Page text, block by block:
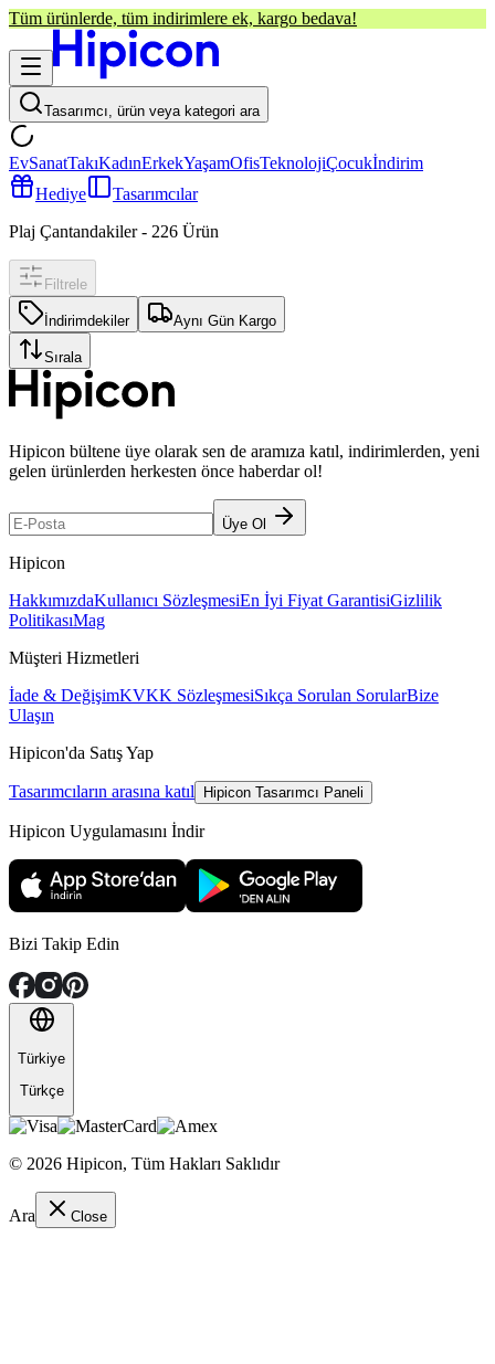
Tüm ürünlerde, tüm indirimlere ek, kargo bedava!
Tasarımcı, ürün veya kategori ara
EvSanatTakıKadınErkekYaşamOfisTeknolojiÇocukİndirim
Hediye
Tasarımcılar
Plaj Çantandakiler- 226 Ürün
Filtrele
İndirimdekiler Aynı Gün Kargo
Sırala
Hipicon bültene üye olarak sen de aramıza katıl, indirimlerden, yeni
gelen ürünlerden herkesten önce haberdar ol!
Üye Ol
Hipicon
HakkımızdaKullanıcı SözleşmesiEn İyi Fiyat GarantisiGizlilik
PolitikasıMag
Müşteri Hizmetleri
İade & DeğişimKVKK SözleşmesiSıkça Sorulan SorularBize
Ulaşın
Hipicon'da Satış Yap
Tasarımcıların arasına katıl Hipicon Tasarımcı Paneli
Hipicon Uygulamasını İndir
Bizi Takip Edin
Türkiye
Türkçe
© 2026 Hipicon, Tüm Hakları Saklıdır
Ara Close